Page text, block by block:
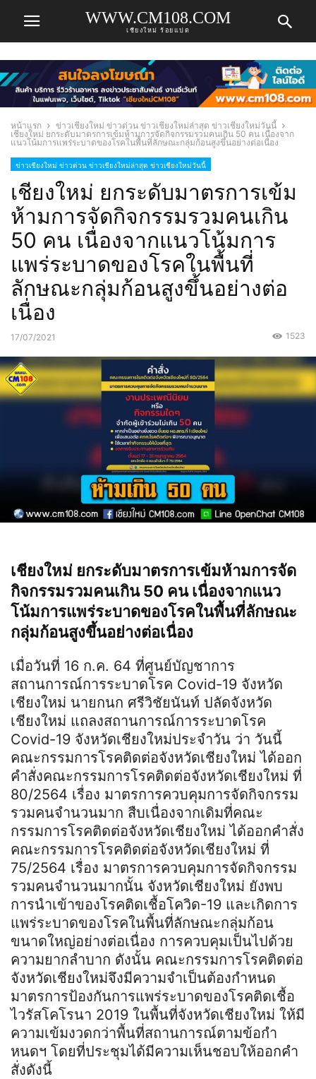
WWW.CM108.COM
เชียงใหม่ ร้อยแปด
หน้าแรก
ข่าวเชียงใหม่ ข่าวด่วน ข่าวเชียงใหม่ล่าสุด ข่าวเชียงใหม่วันนี้
เชียงใหม่ ยกระดับมาตรการเข้มห้ามการจัดกิจกรรมรวมคนเกิน 50 คน เนื่องจาก
แนวโน้มการแพร่ระบาดของโรคในพื้นที่ลักษณะกลุ่มก้อนสูงขึ้นอย่างต่อเนื่อง
ข่าวเชียงใหม่ ข่าวด่วน ข่าวเชียงใหม่ล่าสุด ข่าวเชียงใหม่วันนี้
เชียงใหม่ ยกระดับมาตรการเข้ม
ห้ามการจัดกิจกรรมรวมคนเกิน
50 คน เนื่องจากแนวโน้มการ
แพร่ระบาดของโรคในพื้นที่
ลักษณะกลุ่มก้อนสูงขึ้นอย่างต่อ
เนื่อง
17/07/2021 1523
เชียงใหม่ ยกระดับมาตรการเข้มห้ามการจัด
กิจกรรมรวมคนเกิน 50 คน เนื่องจากแนว
โน้มการแพร่ระบาดของโรคในพื้นที่ลักษณะ
กลุ่มก้อนสูงขึ้นอย่างต่อเนื่อง
เมื่อวันที่ 16 ก.ค. 64 ที่ศูนย์บัญชาการ
สถานการณ์การระบาดโรค Covid-19 จังหวัด
เชียงใหม่ นายกนก ศรีวิชัยนันท์ ปลัดจังหวัด
เชียงใหม่ แถลงสถานการณ์การระบาดโรค
Covid-19 จังหวัดเชียงใหม่ประจำวัน ว่า วันนี้
คณะกรรมการโรคติดต่อจังหวัดเชียงใหม่ ได้ออก
คำสั่งคณะกรรมการโรคติดต่อจังหวัดเชียงใหม่ ที่
80/2564 เรื่อง มาตรการควบคุมการจัดกิจกรรม
รวมคนจำนวนมาก สืบเนื่องจากเดิมที่คณะ
กรรมการโรคติดต่อจังหวัดเชียงใหม่ ได้ออกคำสั่ง
คณะกรรมการโรคติดต่อจังหวัดเชียงใหม่ ที่
75/2564 เรื่อง มาตรการควบคุมการจัดกิจกรรม
รวมคนจำนวนมากนั้น จังหวัดเชียงใหม่ ยังพบ
การนำเข้าของโรคติดเชื้อโควิด-19 และเกิดการ
แพร่ระบาดของโรคในพื้นที่ลักษณะกลุ่มก้อน
ขนาดใหญ่อย่างต่อเนื่อง การควบคุมเป็นไปด้วย
ความยากลำบาก ดังนั้น คณะกรรมการโรคติดต่อ
จังหวัดเชียงใหม่จึงมีความจำเป็นต้องกำหนด
มาตรการป้องกันการแพร่ระบาดของโรคติดเชื้อ
ไวรัสโคโรนา 2019 ในพื้นที่จังหวัดเชียงใหม่ ให้มี
ความเข้มงวดกว่าพื้นที่สถานการณ์ตามข้อกำ
หนดฯ โดยที่ประชุมได้มีความเห็นชอบให้ออกคำ
สั่งดังนี้